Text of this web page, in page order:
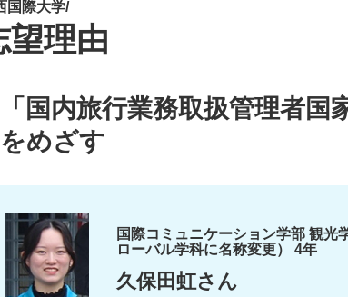
国際大学/
望理由
「国内旅行業務取扱管理者
をめざす
国際コミュニケーション学部 観光
ローバル学科に名称変更） 4年
久保田虹さん